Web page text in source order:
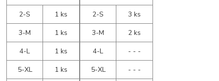
2-S
1 ks
3-M
1 ks
4-L
1 ks
5-XL
1 ks
2-S
3 ks
3-M
2 ks
4-L
- - -
5-XL
- - -